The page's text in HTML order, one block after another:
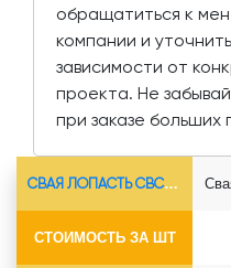
обращатиться к
компании и
зависимости от
проекта. Не
при заказе больших
СВАЯ ЛОПАСТЬ СВС-Ø73*5.5
СТОИМОСТЬ ЗА ШТ